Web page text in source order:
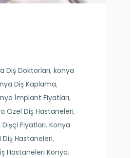
Diş Doktorları, konya
Diş Kaplama,
İmplant Fiyatları,
Özel Diş Hastaneleri,
Fiyatları, Konya
Hastaneleri,
Hastaneleri Konya,